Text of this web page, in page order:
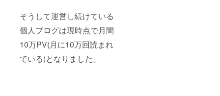
そうして運営し続けている
個人ブログは現時点で月間
10万PV(月に10万回読まれ
ている)となりました。